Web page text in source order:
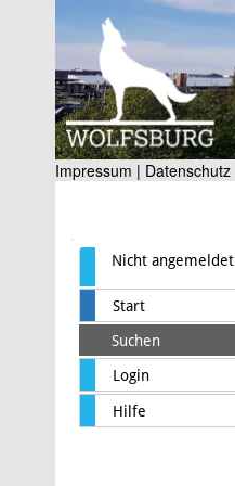
Impressum | Datenschutz
Nicht angemeldet
Start
Suchen
Login
Hilfe